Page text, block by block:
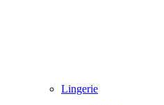
Lingerie